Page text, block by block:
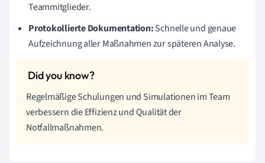
Teammitglieder.
Protokollierte Dokumentation:Schnelle und genaue
Aufzeichnung aller Maßnahmen zur späteren Analyse.
Regelmäßige Schulungen und Simulationen im Team
verbessern die Effizienz und Qualität der
Notfallmaßnahmen.